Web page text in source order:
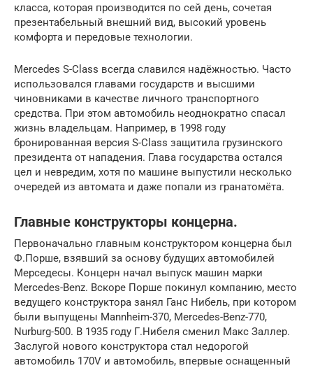
класса, которая производится по сей день, сочетая
презентабельный внешний вид, высокий уровень
комфорта и передовые технологии.
Mercedes S-Class всегда славился надёжностью. Часто
использовался главами государств и высшими
чиновниками в качестве личного транспортного
средства. При этом автомобиль неоднократно спасал
жизнь владельцам. Например, в 1998 году
бронированная версия S-Class защитила грузинского
президента от нападения. Глава государства остался
цел и невредим, хотя по машине выпустили несколько
очередей из автомата и даже попали из гранатомёта.
Главные конструкторы концерна.
Первоначально главным конструктором концерна был
Ф.Порше, взявший за основу будущих автомобилей
Мерседесы. Концерн начал выпуск машин марки
Mercedes-Benz. Вскоре Порше покинул компанию, место
ведущего конструктора занял Ганс Нибель, при котором
были выпущены Mannheim-370, Mercedes-Benz-770,
Nurburg-500. В 1935 году Г.Нибеля сменил Макс Заллер.
Заслугой нового конструктора стал недорогой
автомобиль 170V и автомобиль, впервые оснащенный